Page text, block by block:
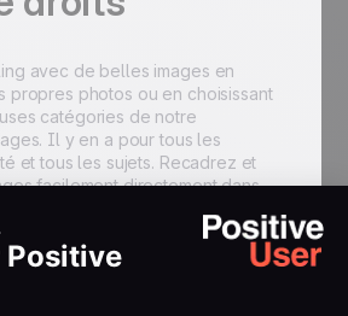
avec de belles images en
propres photos ou en choisissant
catégories de notre
Il y en a pour tous les
et tous les sujets. Recadrez et
facilement directement dans
pièces jointes